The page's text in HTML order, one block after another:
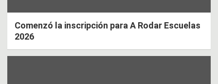
Comenzó la inscripción para A Rodar Escuelas
2026